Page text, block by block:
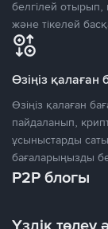
белгілей
және тікелей
Өзіңіз
Өзіңіз қалаған
пайдаланып,
ұсыныстарды
бағаларыңызды
P2P блогы